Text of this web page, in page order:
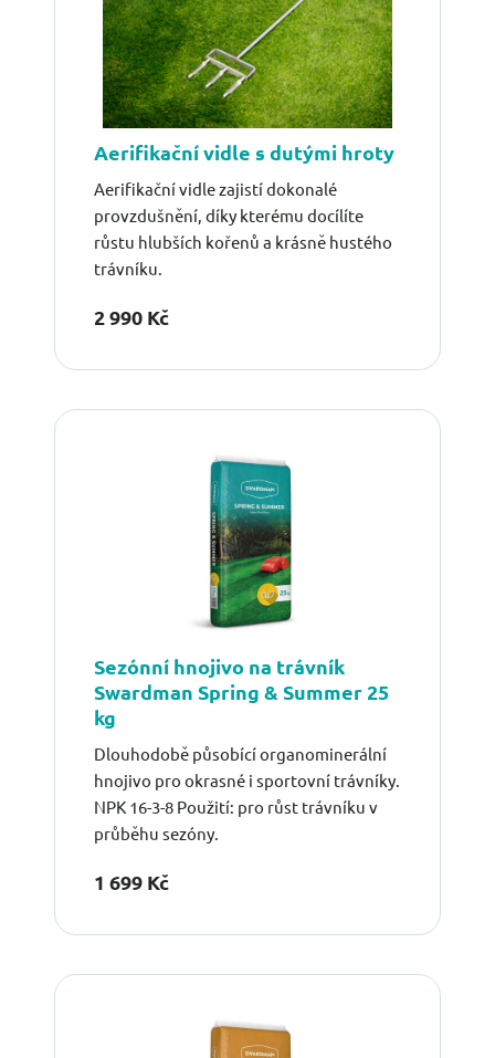
Aerifikační vidle s dutými hroty
Aerifikační vidle zajistí dokonalé
provzdušnění, díky kterému docílíte
růstu hlubších kořenů a krásně hustého
trávníku.
2 990 Kč
Sezónní hnojivo na trávník
Swardman Spring & Summer 25
kg
Dlouhodobě působící organominerální
hnojivo pro okrasné i sportovní trávníky.
NPK 16-3-8 Použití: pro růst trávníku v
průběhu sezóny.
1 699 Kč